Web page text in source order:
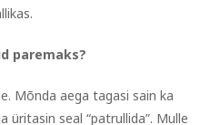
paremaks?
Mõnda aega tagasi sain ka
üritasin seal “patrullida”. Mulle